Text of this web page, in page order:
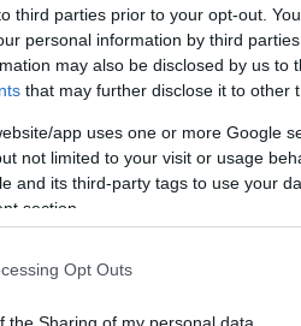
third parties prior to your opt-out.
personal information by third
may also be disclosed by us to
that may further disclose it to other
app uses one or more Google
not limited to your visit or usage
and its third-party tags to use your
section.
Opt Outs